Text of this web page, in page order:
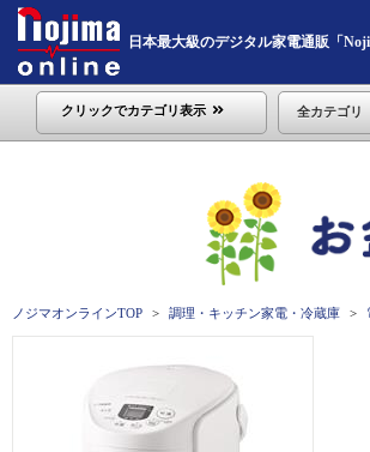
日本最大級のデジタル家電通販「
クリックでカテゴリ表示 全カテゴリ
ノジマオンラインTOP 調理・キッチン家電・冷蔵庫